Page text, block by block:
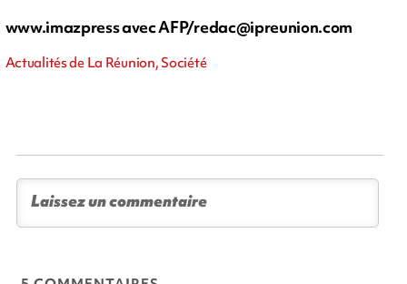
www.imazpress avec AFP/redac@ipreunion.com
Actualités de La Réunion, Société